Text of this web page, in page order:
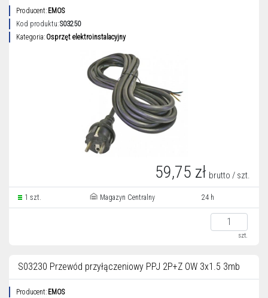
Producent: EMOS
Kod produktu:S03250
Kategoria: Osprzęt elektroinstalacyjny
59,75 zł brutto / szt.
1 szt. Magazyn Centralny 24 h
szt.
S03230 Przewód przyłączeniowy PPJ 2P+Z OW 3x1.5 3mb
Producent: EMOS